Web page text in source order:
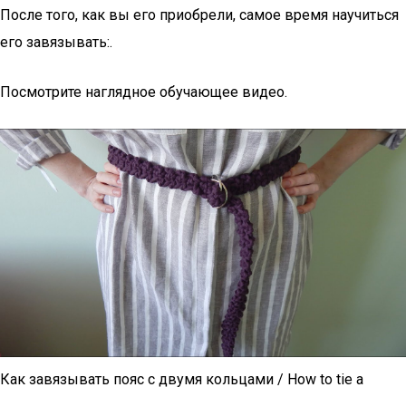
После того, как вы его приобрели, самое время научиться
его завязывать:.
Посмотрите наглядное обучающее видео.
Как завязывать пояс с двумя кольцами / How to tie a